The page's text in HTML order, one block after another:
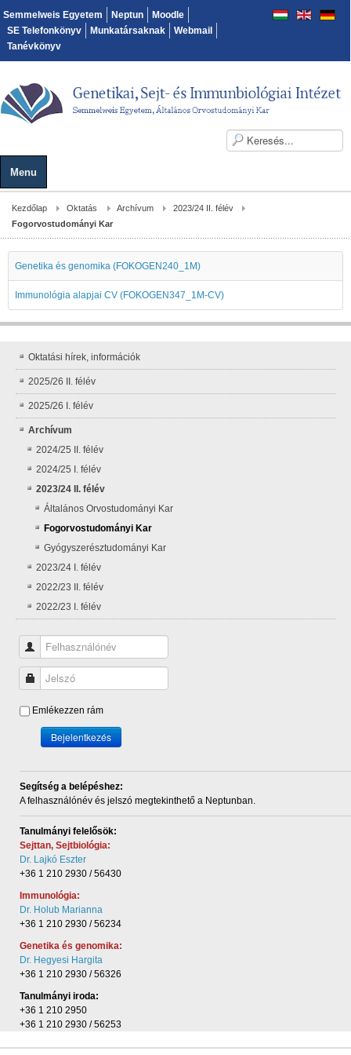
Semmelweis Egyetem Neptun
Moodle
SE Telefonkönyv
Munkatársaknak
Webmail
Tanévkönyv
Menu
Kezdőlap Oktatás Archívum
2023/24 II. félév
Fogorvostudományi Kar
Genetika és genomika (FOKOGEN240_1M)
Immunológia alapjai CV (FOKOGEN347_1M-CV)
Oktatási hírek, információk
2025/26 II. félév
2025/26 I. félév
Archívum
2024/25 II. félév
2024/25 I. félév
2023/24 II. félév
Általános Orvostudományi Kar
Fogorvostudományi Kar
Gyógyszerésztudományi Kar
2023/24 I. félév
2022/23 II. félév
2022/23 I. félév
Felhasználónév
Jelszó
Emlékezzen rám
Bejelentkezés
Segítség a belépéshez:
A felhasználónév és jelszó megtekinthető a Neptunban.
Tanulmányi felelősök:
Sejttan, Sejtbiológia:
Dr. Lajkó Eszter
+36 1 210 2930 / 56430
Immunológia:
Dr. Holub Marianna
+36 1 210 2930 / 56234
Genetika és genomika:
Dr. Hegyesi Hargita
+36 1 210 2930 / 56326
Tanulmányi iroda:
+36 1 210 2950
+36 1 210 2930 / 56253